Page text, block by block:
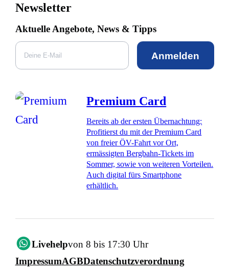
Newsletter
Aktuelle Angebote, News & Tipps
Anmelden
Premium Card
Bereits ab der ersten Übernachtung:
Profitierst du mit der Premium Card
von freier ÖV-Fahrt vor Ort,
ermässigten Bergbahn-Tickets im
Sommer, sowie von weiteren Vorteilen.
Auch digital fürs Smartphone
erhältlich.
Livehelpvon 8 bis 17:30 Uhr
ImpressumAGBDatenschutzverordnung